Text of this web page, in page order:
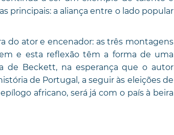
principais: a aliança entre o lado popular
do ator e encenador: as três montagens
e esta reflexão têm a forma de uma
de Beckett, na esperança que o autor
de Portugal, a seguir às eleições de
africano, será já com o país à beira